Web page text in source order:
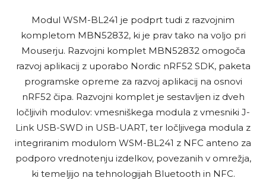
Modul WSM-BL241 je podprt tudi z razvojnim
kompletom MBN52832, ki je prav tako na voljo pri
Mouserju. Razvojni komplet MBN52832 omogoča
razvoj aplikacij z uporabo Nordic nRF52 SDK, paketa
programske opreme za razvoj aplikacij na osnovi
nRF52 čipa. Razvojni komplet je sestavljen iz dveh
ločljivih modulov: vmesniškega modula z vmesniki J-
Link USB-SWD in USB-UART, ter ločljivega modula z
integriranim modulom WSM-BL241 z NFC anteno za
podporo vrednotenju izdelkov, povezanih v omrežja,
ki temeljijo na tehnologijah Bluetooth in NFC.